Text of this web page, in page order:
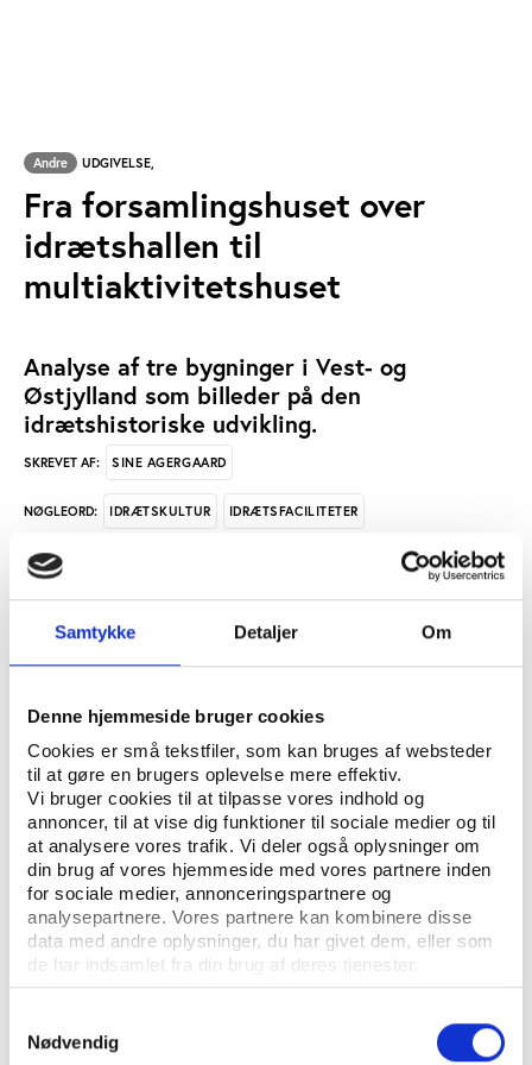
Samtykke Detaljer Om
Denne hjemmeside bruger cookies
Cookies er små tekstfiler, som kan bruges af websteder
til at gøre en brugers oplevelse mere effektiv.
Vi bruger cookies til at tilpasse vores indhold og
annoncer, til at vise dig funktioner til sociale medier og til
at analysere vores trafik. Vi deler også oplysninger om
din brug af vores hjemmeside med vores partnere inden
for sociale medier, annonceringspartnere og
analysepartnere. Vores partnere kan kombinere disse
data med andre oplysninger, du har givet dem, eller som
de har indsamlet fra din brug af deres tjenester.
Nødvendig
Andre UDGIVELSE,
Fra forsamlingshuset over
idrætshallen til
multiaktivitetshuset
Analyse af tre bygninger i Vest- og
Østjylland som billeder på den
idrætshistoriske udvikling.
SKREVET AF: SINE AGERGAARD
NØGLEORD: IDRÆTSKULTUR IDRÆTSFACILITETER
ÅBN RAPPORT
UDGIVER: DANSK IDRÆTSHISTORISK FORENING - KROP OG KULTUR, SYDDANSK
UNIVERSITETSFORLAG
ANTAL SIDER: 20
ISBN: 87-7674-015-3
Eksemplarfremstilling af papirkopier/prints fra
Idrætshistorisk Årbog til undervisningsbrug på
uddannelsesinstitutioner og intern administrativ brug
er tilladt efter aftale med COPY-DAN Tekst & Node.
Eksemplarfremstillingen skal ske inden for aftalens